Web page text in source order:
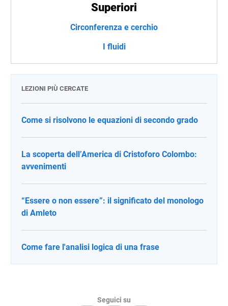
Superiori
Circonferenza e cerchio
I fluidi
LEZIONI PIÙ CERCATE
Come si risolvono le equazioni di secondo grado
La scoperta dell’America di Cristoforo Colombo:
avvenimenti
“Essere o non essere”: il significato del monologo
di Amleto
Come fare l'analisi logica di una frase
Seguici su